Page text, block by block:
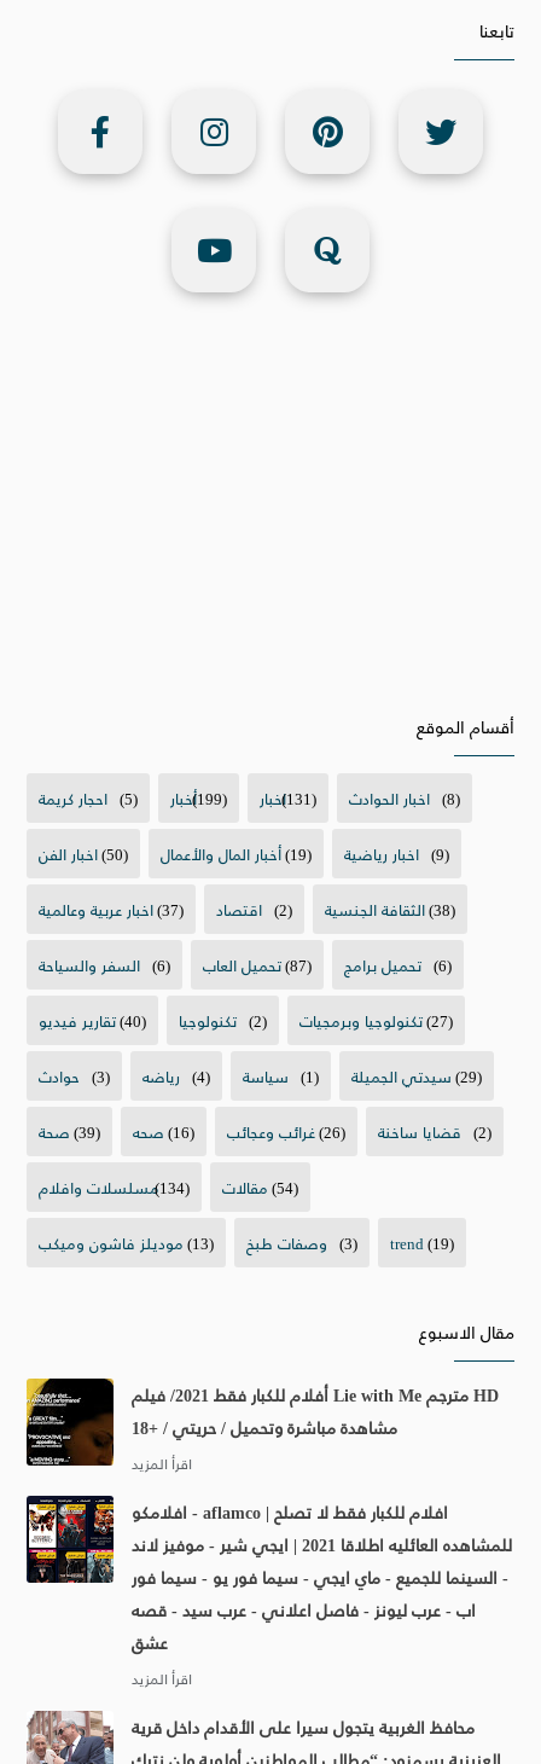
تابعنا
أقسام الموقع
احجار كريمة (5) أخبار(199) اخبار(131) اخبار الحوادث (8)
اخبار الفن(50) أخبار المال والأعمال(19) اخبار رياضية (9)
اخبار عربية وعالمية(37) اقتصاد (2) الثقافة الجنسية(38)
السفر والسياحة (6) تحميل العاب(87) تحميل برامج (6)
تقارير فيديو(40) تكنولوجيا (2) تكنولوجيا وبرمجيات(27)
حوادث (3) رياضه (4) سياسة (1) سيدتي الجميلة(29)
صحة(39) صحه(16) غرائب وعجائب(26) قضايا ساخنة (2)
مسلسلات وافلام(134) مقالات(54)
موديلز فاشون وميكب(13) وصفات طبخ (3) trend(19)
مقال الاسبوع
أفلام للكبار فقط 2021/ فيلم Lie with Me مترجم HD
مشاهدة مباشرة وتحميل / حريتي / +18
افلامكو - aflamco | افلام للكبار فقط لا تصلح
للمشاهده العائليه اطلاقا 2021 | ايجي شير - موفيز لاند
- السينما للجميع - ماي ايجي - سيما فور يو - سيما فور
اب - عرب ليونز - فاصل اعلاني - عرب سيد - قصه
عشق
محافظ الغربية يتجول سيرا على الأقدام داخل قرية